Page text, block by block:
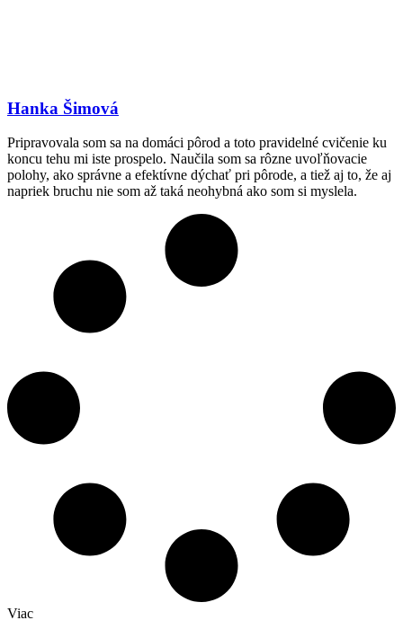
Hanka Šimová
Pripravovala som sa na domáci pôrod a toto pravidelné cvičenie ku
koncu tehu mi iste prospelo. Naučila som sa rôzne uvoľňovacie
polohy, ako správne a efektívne dýchať pri pôrode, a tiež aj to, že aj
napriek bruchu nie som až taká neohybná ako som si myslela.
Viac